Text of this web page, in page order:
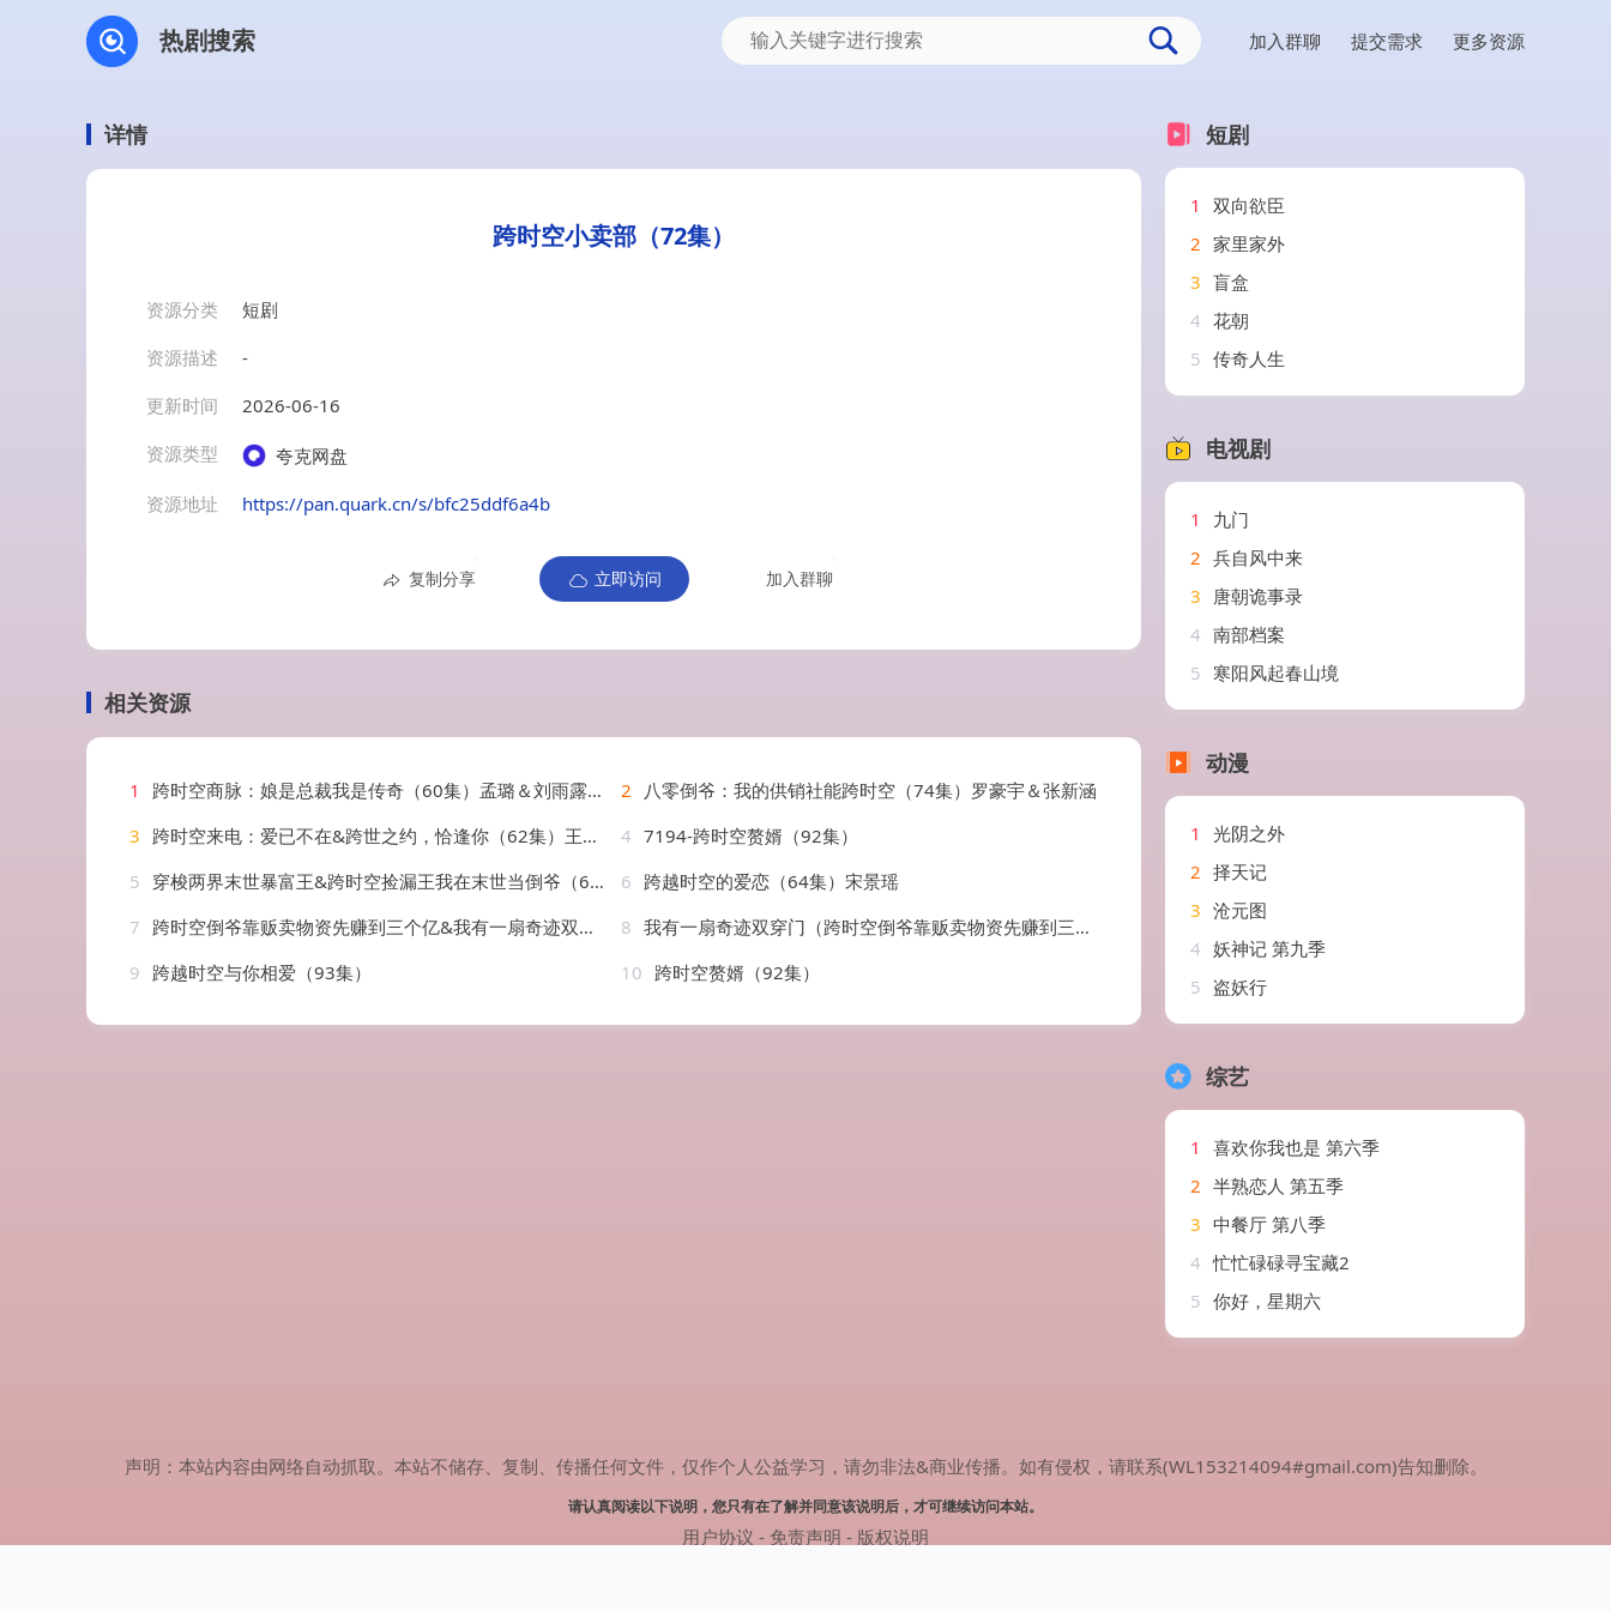
热剧搜索 加入群聊 提交需求 更多资源
详情
跨时空小卖部（72集）
资源分类
短剧
资源描述
-
更新时间
2026-06-16
资源类型
夸克网盘
资源地址
https://pan.quark.cn/s/bfc25ddf6a4b
复制分享 立即访问 加入群聊
相关资源
1 跨时空商脉：娘是总裁我是传奇（60集）孟璐＆刘雨露＆金楷杰 2
八零倒爷：我的供销社能跨时空（74集）罗豪宇＆张新涵
3 跨时空来电：爱已不在&跨世之约，恰逢你（62集）王熠星&李安娜 4 7194-跨时空赘婿（92集）
5 穿梭两界末世暴富王&跨时空捡漏王我在末世当倒爷（60集）动漫 6 跨越时空的爱恋（64集）宋景瑶
7 跨时空倒爷靠贩卖物资先赚到三个亿&我有一扇奇迹双穿门（）(52集) 8 我有一扇奇迹双穿门（跨时空倒爷靠贩卖物资先赚到三个亿）(52集)
9 跨越时空与你相爱（93集） 10 跨时空赘婿（92集）
短剧
1
双向欲臣
2 家里家外
3 盲盒
4 花朝
5 传奇人生
电视剧
1
九门
2 兵自风中来
3 唐朝诡事录
4 南部档案
5 寒阳风起春山境
动漫
1
光阴之外
2 择天记
3 沧元图
4 妖神记 第九季
5 盗妖行
综艺
1
喜欢你我也是 第六季
2 半熟恋人 第五季
3 中餐厅 第八季
4 忙忙碌碌寻宝藏2
5 你好，星期六
声明：本站内容由网络自动抓取。本站不储存、复制、传播任何文件，仅作个人公益学习，请勿非法&商业传播。如有侵权，请联系(WL153214094#gmail.com)告知删除。
请认真阅读以下说明，您只有在了解并同意该说明后，才可继续访问本站。
用户协议 - 免责声明 - 版权说明